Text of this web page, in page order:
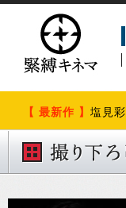
【 最新作 】 塩見彩